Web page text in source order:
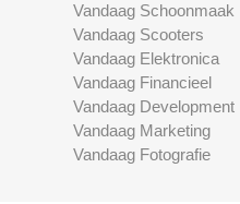
Vandaag Schoonmaak
Vandaag Scooters
Vandaag Elektronica
Vandaag Financieel
Vandaag Development
Vandaag Marketing
Vandaag Fotografie